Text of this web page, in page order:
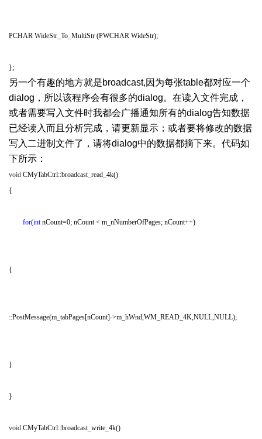
PCHAR WideStr_To_MultiStr (PWCHAR WideStr);
};
另一个有趣的地方就是broadcast,因为每张table都对应一个
dialog ，所以该程序会有很多的dialog。在读入文件完成，
或者需要写入文件时我都会广播通知所有的dialog告知数据
已经读入而且分析完成，请更新显示；或者要将修改的数据
写入二进制文件了，请将dialog中的数据都摘下来。代码如
下所示：
void CMyTabCtrl::broadcast_read_4k()
{
for(intnCount=0; nCount < m_nNumberOfPages; nCount++)
{
::PostMessage(m_tabPages[nCount]->m_hWnd,WM_READ_4K,NULL,NULL);
}
}
void CMyTabCtrl::broadcast_write_4k()